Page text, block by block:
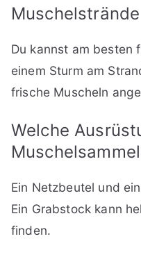
Du kannst am besten
einem Sturm am
frische Muscheln
Welche
Ein Netzbeutel und
Ein Grabstock kann
finden.